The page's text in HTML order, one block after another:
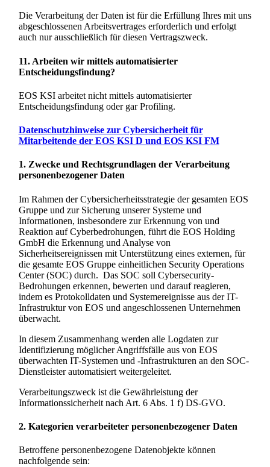
Die Verarbeitung der Daten ist für die Erfüllung Ihres mit uns
abgeschlossenen Arbeitsvertrages erforderlich und erfolgt
auch nur ausschließlich für diesen Vertragszweck.
11. Arbeiten wir mittels automatisierter
Entscheidungsfindung?
EOS KSI arbeitet nicht mittels automatisierter
Entscheidungsfindung oder gar Profiling.
Datenschutzhinweise zur Cybersicherheit für
Mitarbeitende der EOS KSI D und EOS KSI FM
1. Zwecke und Rechtsgrundlagen der Verarbeitung
personenbezogener Daten
Im Rahmen der Cybersicherheitsstrategie der gesamten EOS
Gruppe und zur Sicherung unserer Systeme und
Informationen, insbesondere zur Erkennung von und
Reaktion auf Cyberbedrohungen, führt die EOS Holding
GmbH die Erkennung und Analyse von
Sicherheitsereignissen mit Unterstützung eines externen, für
die gesamte EOS Gruppe einheitlichen Security Operations
Center (SOC) durch. Das SOC soll Cybersecurity-
Bedrohungen erkennen, bewerten und darauf reagieren,
indem es Protokolldaten und Systemereignisse aus der IT-
Infrastruktur von EOS und angeschlossenen Unternehmen
überwacht.
In diesem Zusammenhang werden alle Logdaten zur
Identifizierung möglicher Angriffsfälle aus von EOS
überwachten IT-Systemen und -Infrastrukturen an den SOC-
Dienstleister automatisiert weitergeleitet.
Verarbeitungszweck ist die Gewährleistung der
Informationssicherheit nach Art. 6 Abs. 1 f) DS-GVO.
2. Kategorien verarbeiteter personenbezogener Daten
Betroffene personenbezogene Datenobjekte können
nachfolgende sein: